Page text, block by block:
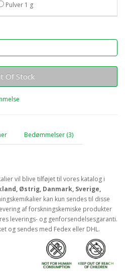
Pulver 1 g
Of Stock
Bedømmelser (3)
vil blive tilføjet til vores katalog i
Østrig, Danmark, Sverige,
kan kun sendes til disse
af forskningskemiske produkter
leverings- og genforsendelsesgaranti.
og sendes med Fedex eller DHL.